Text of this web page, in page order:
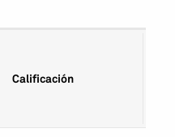
Calificación